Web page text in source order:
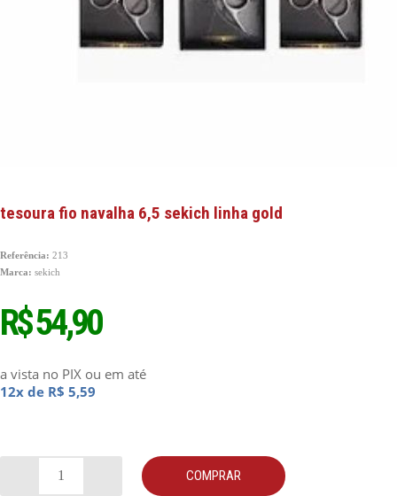
tesoura fio navalha 6,5 sekich linha gold
Referência: 213
Marca: sekich
R$ 54,90
a vista no PIX ou em até
12x de R$ 5,59
COMPRAR